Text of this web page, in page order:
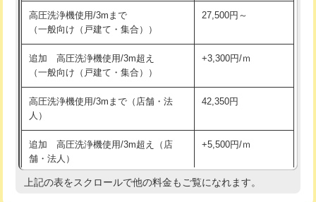
廃棄・処分 現場見積
※給水管工事は20mmまでの価格です。
持込商品取付（混合水栓）
持込商品取付（浄水器・分岐水栓） 16,500円
業）
排水管工事（追加 排水管工事/3ｍ超
え）
高圧洗浄機使用/3mまで
（一般向け（戸建て・集合））
27,500円～
追加 高圧洗浄機使用/3m超え
（一般向け（戸建て・集合））
+3,300円/ｍ
高圧洗浄機使用/3mまで（店舗・法
人）
42,350円
追加 高圧洗浄機使用/3m超え（店
舗・法人）
+5,500円/ｍ
高度高圧洗浄換 現地調査
上記の表をスクロールで他の料金もご覧になれます。